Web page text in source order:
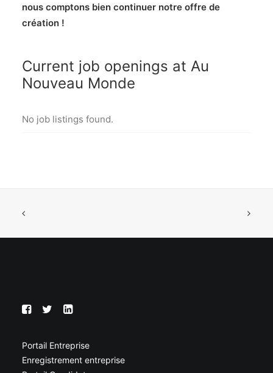
nous comptons bien continuer notre offre de
création !
Current job openings at Au
Nouveau Monde
No job listings found.
Portail Entreprise
Enregistrement entreprise